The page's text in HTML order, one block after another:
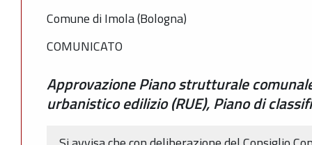
Comune di Imola (Bologna)
COMUNICATO
Approvazione Piano strutturale
urbanistico edilizio (RUE), Piano di